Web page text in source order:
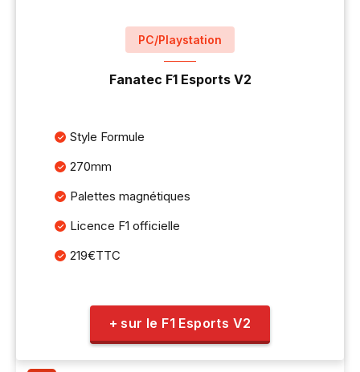
PC/Playstation
Fanatec F1 Esports V2
Style Formule
270mm
Palettes magnétiques
Licence F1 officielle
219€TTC
+ sur le F1 Esports V2